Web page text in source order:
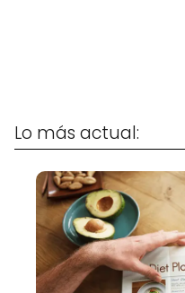
Lo más actual: